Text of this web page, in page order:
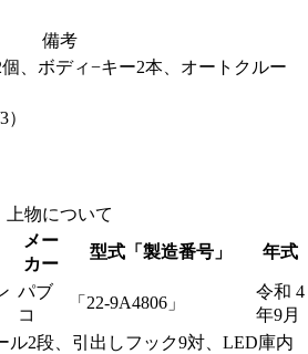
備考
、ボディ−キー2本、オートクルー
上物について
メー
カー
型式「製造番号」 年式
パブ
コ
「22-9A4806」
令和 4
年9月
ル2段、引出しフック9対、LED庫内